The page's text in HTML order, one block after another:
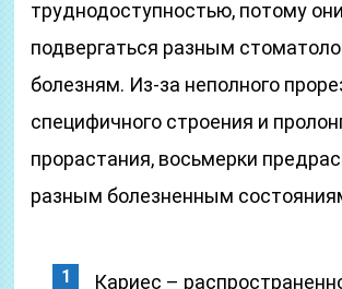
труднодоступностью, потому
подвергаться разным
болезням. Из-за неполного
специфичного строения и
прорастания, восьмерки
разным болезненным
Кариес –